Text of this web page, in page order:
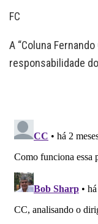
FC
A “Coluna
responsabilidade